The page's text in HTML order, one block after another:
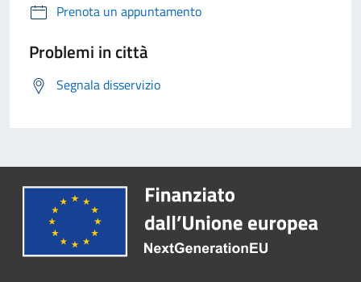
Prenota un appuntamento
Problemi in città
Segnala disservizio